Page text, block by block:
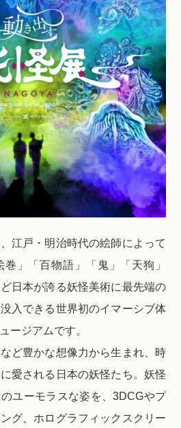
江戸・明治時代の絵師によって
」「百物語」「鬼」「天狗」
日本が誇る妖怪美術に最先端の
入できる世界初のイマーシブ体
ージアムです。
ど豊かな想像力から生まれ、時
愛される日本の妖怪たち。妖怪
ユーモラスな姿を、3DCGやプ
グ、ホログラフィックスクリー